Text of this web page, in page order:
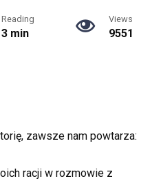
Reading
3 min
Views
9551
zawsze nam powtarza:
racji w rozmowie z